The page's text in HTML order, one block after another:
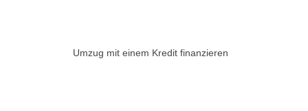
Umzug mit einem Kredit finanzieren